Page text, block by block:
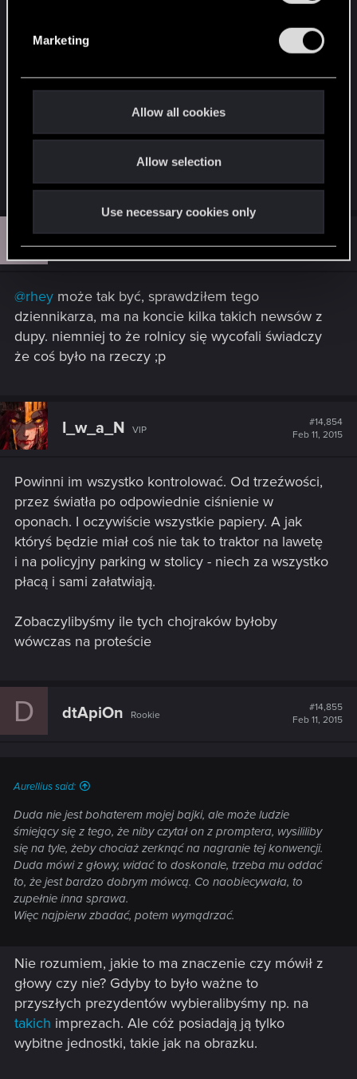
Marketing
Allow all cookies
Allow selection
Use necessary cookies only
blokując użytkownikom drogi, jest dobre. Niech
EDIT:
Chyba, że dowiedziawszy się o kontroli,
wystraszyli się i wycofali Ci nietrzeźwi. No to
może być prawda. Ciekawe.
F Franz_Maurer Forum regular
#14,853
Feb 11, 2015
@rhey może tak być, sprawdziłem tego
dziennikarza, ma na koncie kilka takich newsów z
dupy. niemniej to że rolnicy się wycofali świadczy
że coś było na rzeczy ;p
I_w_a_N VIP
#14,854
Feb 11, 2015
Powinni im wszystko kontrolować. Od trzeźwości,
przez światła po odpowiednie ciśnienie w
oponach. I oczywiście wszystkie papiery. A jak
któryś będzie miał coś nie tak to traktor na lawetę
i na policyjny parking w stolicy - niech za wszystko
płacą i sami załatwiają.
Zobaczylibyśmy ile tych chojraków byłoby
wówczas na proteście
D dtApiOn Rookie
#14,855
Feb 11, 2015
Aurellius said:
Duda nie jest bohaterem mojej bajki, ale może ludzie
śmiejący się z tego, że niby czytał on z promptera, wysililiby
się na tyle, żeby chociaż zerknąć na nagranie tej konwencji.
Duda mówi z głowy, widać to doskonale, trzeba mu oddać
to, że jest bardzo dobrym mówcą. Co naobiecywała, to
zupełnie inna sprawa.
Więc najpierw zbadać, potem wymądrzać.
Nie rozumiem, jakie to ma znaczenie czy mówił z
głowy czy nie? Gdyby to było ważne to
przyszłych prezydentów wybieralibyśmy np. na
takich imprezach. Ale cóż posiadają ją tylko
wybitne jednostki, takie jak na obrazku.